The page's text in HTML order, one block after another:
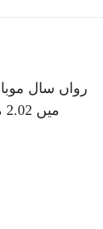
رواں سال
میں 2.02 ملین اضافہ ہوا،اسٹیٹ بینک